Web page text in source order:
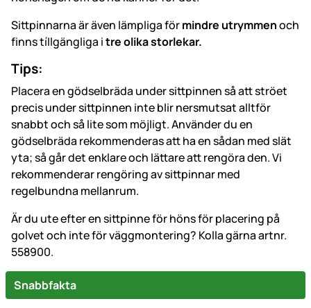
Sittpinnarna är även lämpliga förmindre utrymmenoch
finns tíllgängliga itre olika storlekar.
Tips:
Placera en gödselbräda under sittpinnen så att ströet
precis under sittpinnen inte blir nersmutsat alltför
snabbt och så lite som möjligt. Använder du en
gödselbräda rekommenderas att ha en sådan med slät
yta; så går det enklare och lättare att rengöra den. Vi
rekommenderar rengöring av sittpinnar med
regelbundna mellanrum.
Är du ute efter en sittpinne för höns för placering på
golvet och inte för väggmontering? Kolla gärna artnr.
558900.
Snabbfakta